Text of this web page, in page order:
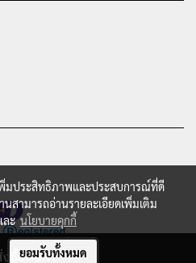
ซื้อสินค้า
พิ่มประสิทธิภาพและประสบการณ์ที่ดี
นสามารถอ่านรายละเอียดเพิ่มเติม
ะนโยบายคุกกี้
ยอมรับทั้งหมด